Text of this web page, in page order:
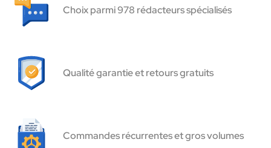
Choix parmi 978 rédacteurs spécialisés
Qualité garantie et retours gratuits
Commandes récurrentes et gros volumes